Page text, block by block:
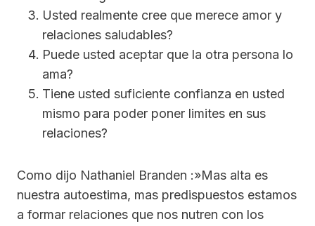
Usted realmente cree que merece amor y
relaciones saludables?
Puede usted aceptar que la otra persona lo
ama?
Tiene usted suficiente confianza en usted
mismo para poder poner limites en sus
relaciones?
Como dijo Nathaniel Branden :»Mas alta es
nuestra autoestima, mas predispuestos estamos
a formar relaciones que nos nutren con los